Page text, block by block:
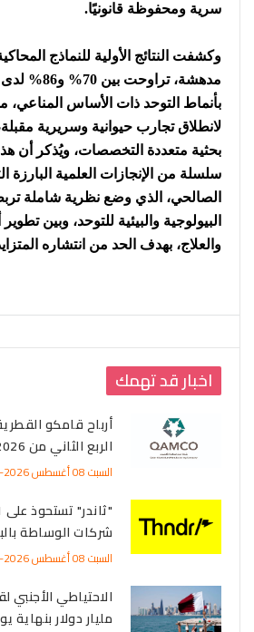
سرية ومحفوظة قانونيًا.
وكشفت النتائج الأولية للنماذج
مدهشة،
بأنماط التوحد ذات الأساس المناعي،
لانطلاق تجارب حيوانية وسريرية
بحثية متعددة التخصصات، ويُذكر أن
سلسلة من الإنجازات العلمية البارزة
الصالحي، الذي وضع نظرية شاملة
البيولوجية والبيئية للتوحد، وبين
والعلاج، بهدف الحد من انتشاره
اخبار قد تهمك
الربع الثاني من 2026
السبت 08 أغسطس 2026-02:31
شركات الوساطة
السبت 08 أغسطس 2026-11:44
مليار دولار بنهاية